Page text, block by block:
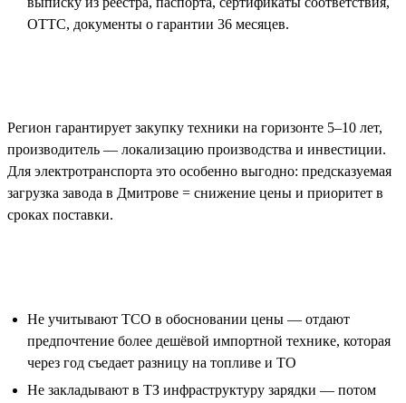
ОТТС, документы о гарантии 36 месяцев.
Регион гарантирует закупку техники на горизонте 5–10 лет,
производитель — локализацию производства и инвестиции.
Для электротранспорта это особенно выгодно: предсказуемая
загрузка завода в Дмитрове = снижение цены и приоритет в
сроках поставки.
Не учитывают TCO в обосновании цены — отдают
предпочтение более дешёвой импортной технике, которая
через год съедает разницу на топливе и ТО
Не закладывают в ТЗ инфраструктуру зарядки — потом